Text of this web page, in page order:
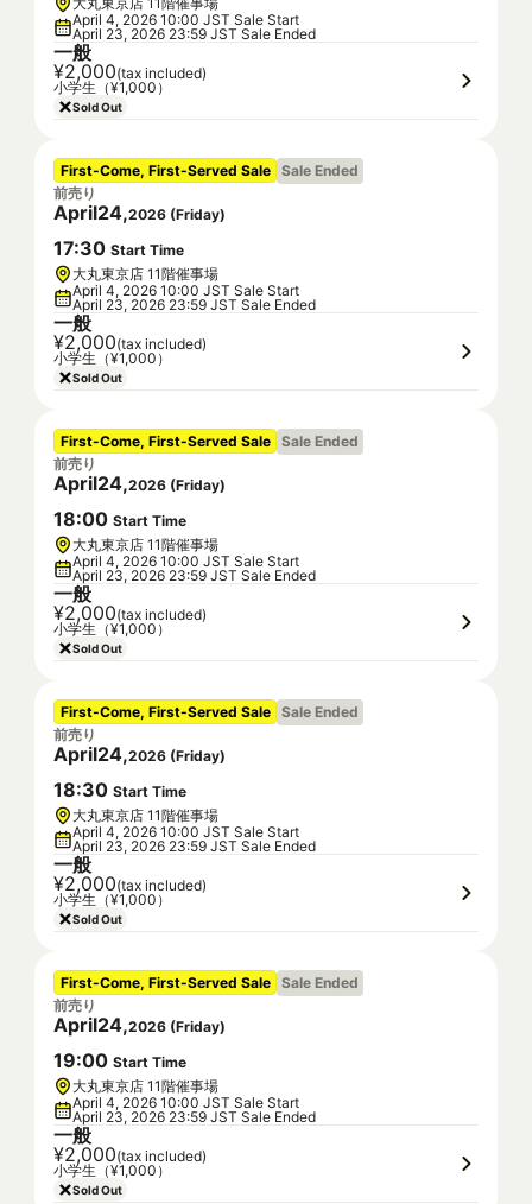
April 4, 2026 10:00 JST Sale Start
April 23, 2026 23:59 JST Sale Ended
一般
¥2,000(tax included)
小学生（¥1,000）
Sold Out
First-Come, First-Served Sale Sale Ended
前売り
April24,2026 (Friday)
17:30 Start Time
大丸東京店 11階催事場
April 4, 2026 10:00 JST Sale Start
April 23, 2026 23:59 JST Sale Ended
一般
¥2,000(tax included)
小学生（¥1,000）
Sold Out
First-Come, First-Served Sale Sale Ended
前売り
April24,2026 (Friday)
18:00 Start Time
大丸東京店 11階催事場
April 4, 2026 10:00 JST Sale Start
April 23, 2026 23:59 JST Sale Ended
一般
¥2,000(tax included)
小学生（¥1,000）
Sold Out
First-Come, First-Served Sale Sale Ended
前売り
April24,2026 (Friday)
18:30 Start Time
大丸東京店 11階催事場
April 4, 2026 10:00 JST Sale Start
April 23, 2026 23:59 JST Sale Ended
一般
¥2,000(tax included)
小学生（¥1,000）
Sold Out
First-Come, First-Served Sale Sale Ended
前売り
April24,2026 (Friday)
19:00 Start Time
大丸東京店 11階催事場
April 4, 2026 10:00 JST Sale Start
April 23, 2026 23:59 JST Sale Ended
一般
¥2,000(tax included)
小学生（¥1,000）
Sold Out